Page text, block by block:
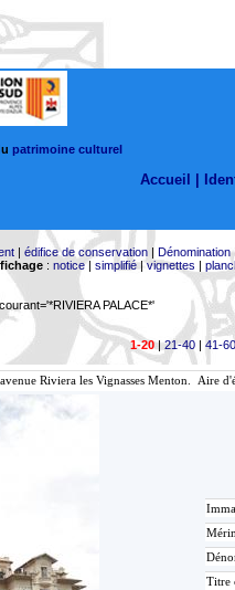
patrimoine culturel
Accueil |
| édifice de conservation| Dénomination
: notice| simplifié|vignettes |
PALACE*'
1-20|21-40 | 41-60
Riviera les Vignasses Menton. Aire
Titre